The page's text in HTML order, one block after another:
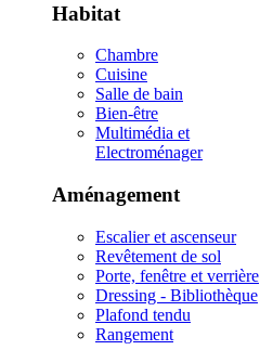
Habitat
Chambre
Cuisine
Salle de bain
Bien-être
Multimédia et
Electroménager
Aménagement
Escalier et ascenseur
Revêtement de sol
Porte, fenêtre et verrière
Dressing - Bibliothèque
Plafond tendu
Rangement